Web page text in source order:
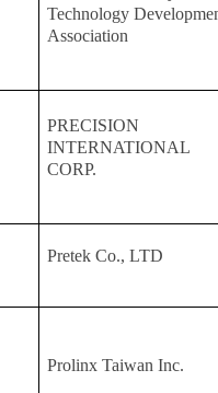
Technology
Association
PRECISION
INTERNATIONAL
CORP.
Pretek Co., LTD
Prolinx Taiwan Inc.